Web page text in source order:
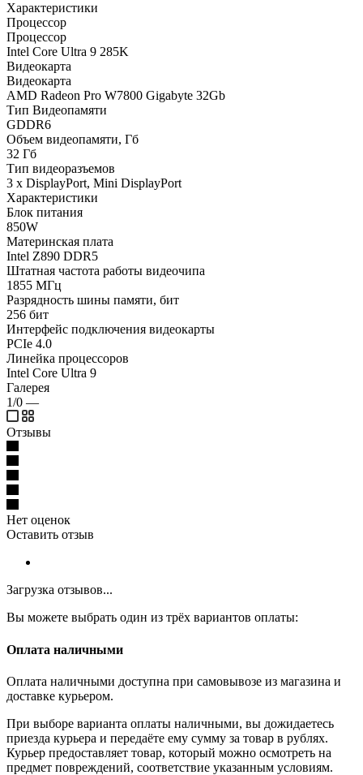
Характеристики
Процессор
Процессор
Intel Core Ultra 9 285K
Видеокарта
Видеокарта
AMD Radeon Pro W7800 Gigabyte 32Gb
Тип Видеопамяти
GDDR6
Объем видеопамяти, Гб
32 Гб
Тип видеоразъемов
3 x DisplayPort, Mini DisplayPort
Характеристики
Блок питания
850W
Материнская плата
Intel Z890 DDR5
Штатная частота работы видеочипа
1855 МГц
Разрядность шины памяти, бит
256 бит
Интерфейс подключения видеокарты
PCIe 4.0
Линейка процессоров
Intel Core Ultra 9
Галерея
1/0 —
Отзывы
Нет оценок
Оставить отзыв
Загрузка отзывов...
Вы можете выбрать один из трёх вариантов оплаты:
Оплата наличными
Оплата наличными доступна при самовывозе из магазина и
доставке курьером.
При выборе варианта оплаты наличными, вы дожидаетесь
приезда курьера и передаёте ему сумму за товар в рублях.
Курьер предоставляет товар, который можно осмотреть на
предмет повреждений, соответствие указанным условиям.